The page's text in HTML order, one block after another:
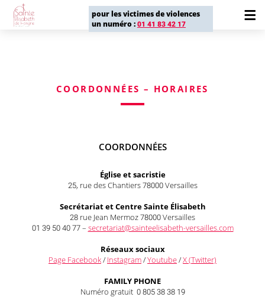
pour les victimes de violences
un numéro :01 41 83 42 17
COORDONNÉES – HORAIRES
COORDONNÉES
Église et sacristie
25, rue des Chantiers 78000 Versailles
Secrétariatet Centre Sainte Élisabeth
28 rue Jean Mermoz 78000 Versailles
01 39 50 40 77 – secretariat@sainteelisabeth-versailles.com
Réseaux sociaux
Page Facebook/Instagram/Youtube/X (Twitter)
FAMILY PHONE
Numéro gratuit 0 805 38 38 19